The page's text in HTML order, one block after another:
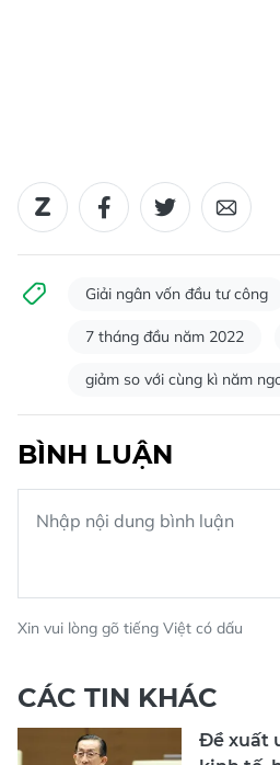
Giải ngân vốn đầu tư công
7 tháng đầu năm 2022
giảm so với cùng kì năm
BÌNH LUẬN
Xin vui lòng gõ tiếng Việt có dấu
CÁC TIN KHÁC
Đề xuất